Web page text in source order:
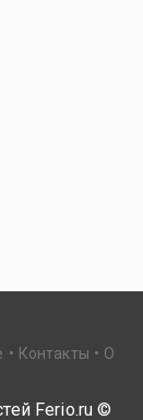
Контакты
О
Ferio.ru ©